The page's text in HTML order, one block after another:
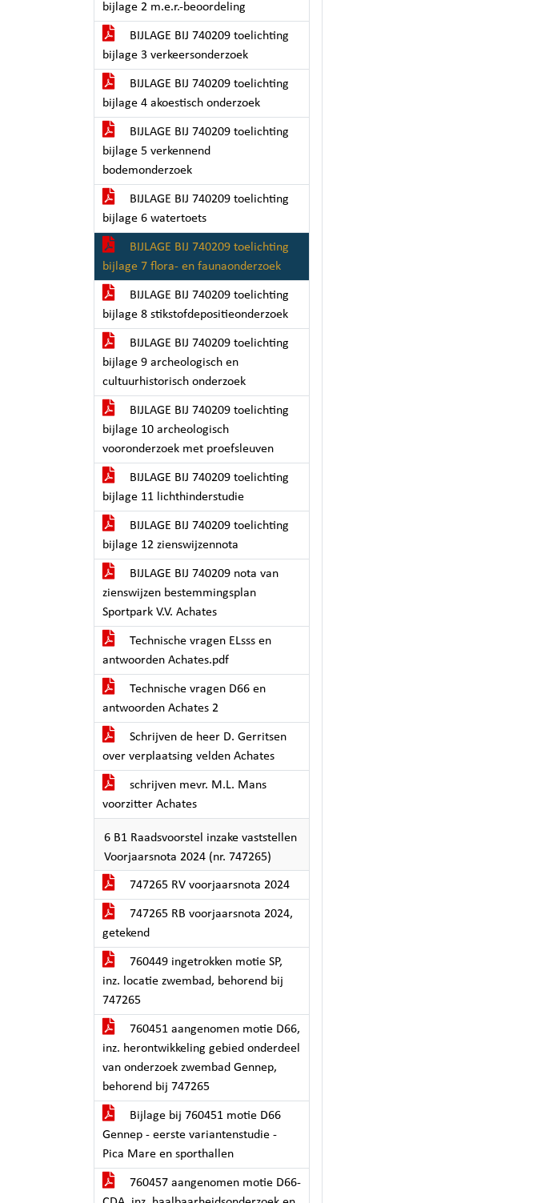
bijlage 2 m.e.r.-beoordeling
BIJLAGE BIJ 740209 toelichting
bijlage 3 verkeersonderzoek
BIJLAGE BIJ 740209 toelichting
bijlage 4 akoestisch onderzoek
BIJLAGE BIJ 740209 toelichting
bijlage 5 verkennend
bodemonderzoek
BIJLAGE BIJ 740209 toelichting
bijlage 6 watertoets
BIJLAGE BIJ 740209 toelichting
bijlage 7 flora- en faunaonderzoek
BIJLAGE BIJ 740209 toelichting
bijlage 8 stikstofdepositieonderzoek
BIJLAGE BIJ 740209 toelichting
bijlage 9 archeologisch en
cultuurhistorisch onderzoek
BIJLAGE BIJ 740209 toelichting
bijlage 10 archeologisch
vooronderzoek met proefsleuven
BIJLAGE BIJ 740209 toelichting
bijlage 11 lichthinderstudie
BIJLAGE BIJ 740209 toelichting
bijlage 12 zienswijzennota
BIJLAGE BIJ 740209 nota van
zienswijzen bestemmingsplan
Sportpark V.V. Achates
Technische vragen ELsss en
antwoorden Achates.pdf
Technische vragen D66 en
antwoorden Achates 2
Schrijven de heer D. Gerritsen
over verplaatsing velden Achates
schrijven mevr. M.L. Mans
voorzitter Achates
6 B1 Raadsvoorstel inzake vaststellen
Voorjaarsnota 2024 (nr. 747265)
747265 RV voorjaarsnota 2024
747265 RB voorjaarsnota 2024,
getekend
760449 ingetrokken motie SP,
inz. locatie zwembad, behorend bij
747265
760451 aangenomen motie D66,
inz. herontwikkeling gebied onderdeel
van onderzoek zwembad Gennep,
behorend bij 747265
Bijlage bij 760451 motie D66
Gennep - eerste variantenstudie -
Pica Mare en sporthallen
760457 aangenomen motie D66-